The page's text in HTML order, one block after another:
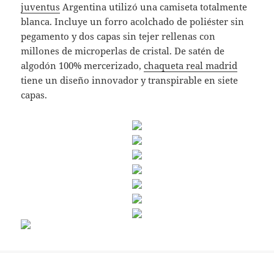
juventus Argentina utilizó una camiseta totalmente
blanca. Incluye un forro acolchado de poliéster sin
pegamento y dos capas sin tejer rellenas con
millones de microperlas de cristal. De satén de
algodón 100% mercerizado,chaqueta real madrid
tiene un diseño innovador y transpirable en siete
capas.